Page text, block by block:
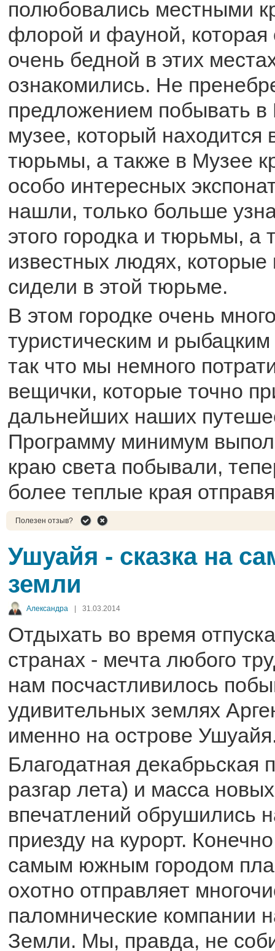
полюбовались местными
флорой и фауной, которая
очень бедной в этих
ознакомились. Не
предложением побывать в
музее, который находится
тюрьмы, а также в Музее
особо интересных
нашли, только больше
этого городка и тюрьмы, а
известных людях, которые
сидели в этой тюрьме.
В этом городке очень
туристическим и
так что мы немного
вещички, которые точно
дальнейших наших
Программу минимум
краю света побывали,
более теплые края
Полезен отзыв?
Ушуайя - сказка на
земли
Александра | 31.03.2014
Отдыхать во время
странах - мечта любого
нам посчастливилось
удивительных землях
именно на острове
Благодатная декабрьская
разгар лета) и масса
впечатлений обрушились
приезду на курорт.
самым южным городом
охотно отправляет
паломнические компании
Земли. Мы, правда, не